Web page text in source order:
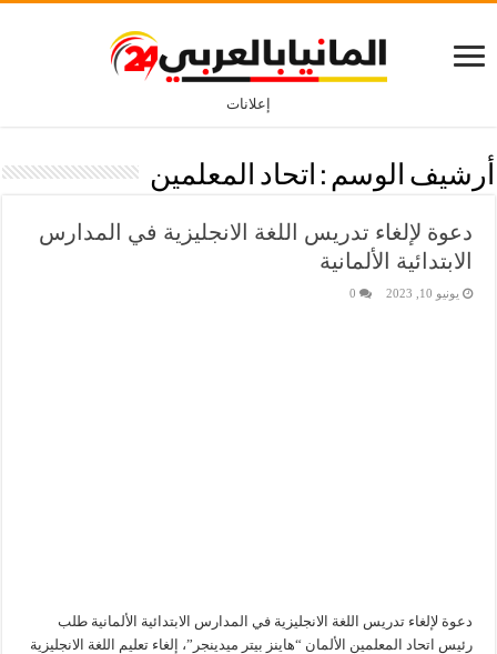
إعلانات
أرشيف الوسم : اتحاد المعلمين
دعوة لإلغاء تدريس اللغة الانجليزية في المدارس
الابتدائية الألمانية
يونيو 10, 2023 0
دعوة لإلغاء تدريس اللغة الانجليزية في المدارس الابتدائية الألمانية طلب
رئيس اتحاد المعلمين الألمان “هاينز بيتر ميدينجر”، إلغاء تعليم اللغة الانجليزية